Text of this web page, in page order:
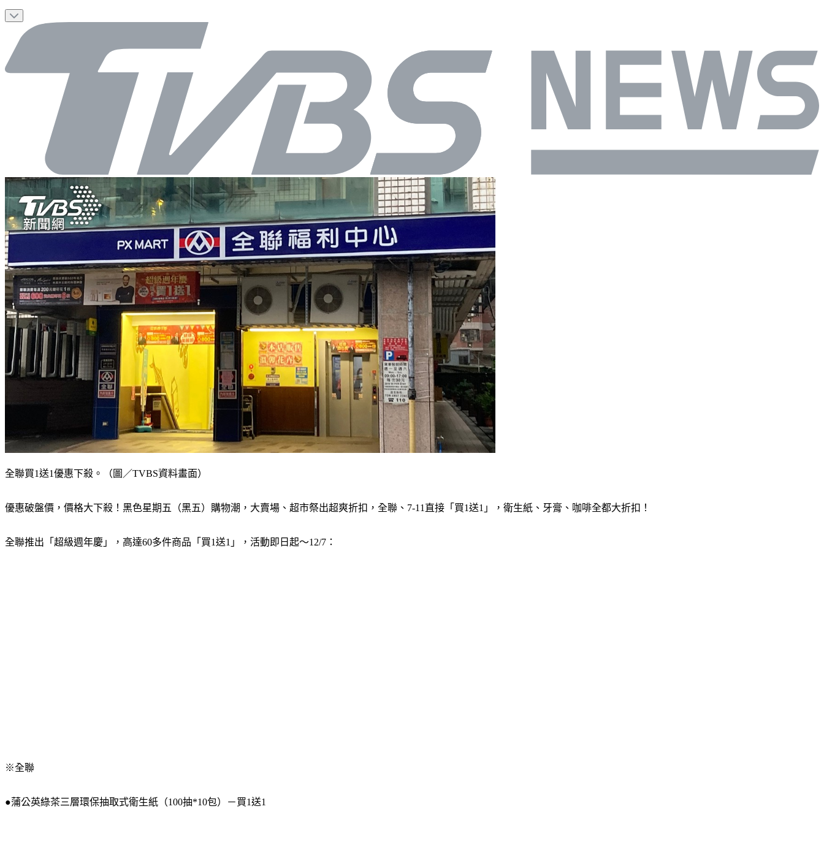
全聯買1送1優惠下殺。（圖／TVBS資料畫面）
優惠破盤價，價格大下殺！黑色星期五（黑五）購物潮，大賣場、超市祭出超爽折扣，全聯、7-11直接「買1送1」，衛生紙、牙膏、咖啡全都大折扣！
全聯推出「超級週年慶」，高達60多件商品「買1送1」，活動即日起～12/7：
※全聯
●蒲公英綠茶三層環保抽取式衛生紙（100抽*10包）－買1送1